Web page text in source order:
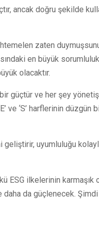
ancak doğru şekilde
zaten
en büyük
olacaktır.
güçtür ve her şey
ve ‘S’ harflerinin
uyumluluğu
ESG ilkelerinin
daha da güçlenecek.